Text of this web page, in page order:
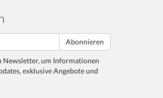
Abonnieren
Newsletter, um Informationen
exklusive Angebote und